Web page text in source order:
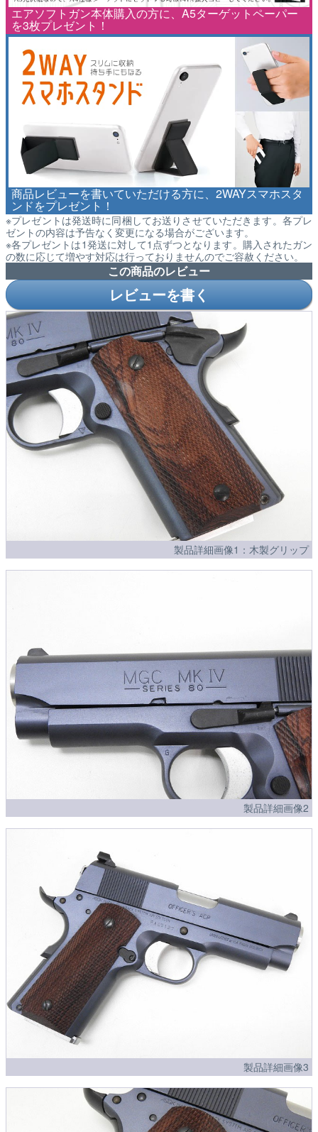
エアソフトガン本体購入の方に、A5ターゲットペーパー
を3枚プレゼント！
商品レビューを書いていただける方に、2WAYスマホスタ
ンドをプレゼント！
※プレゼントは発送時に同梱してお送りさせていただきます。各プレ
ゼントの内容は予告なく変更になる場合がございます。
※各プレゼントは1発送に対して1点ずつとなります。購入されたガン
の数に応じて増やす対応は行っておりませんのでご容赦ください。
この商品のレビュー
レビューを書く
製品詳細画像1：木製グリップ
製品詳細画像2
製品詳細画像3